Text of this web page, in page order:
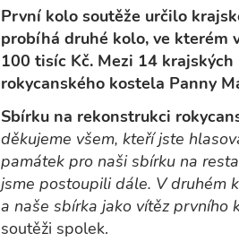
První kolo soutěže určilo
probíhá druhé kolo, ve kterém
100 tisíc Kč. Mezi 14
rokycanského kostela Panny
Sbírku na rekonstrukci
děkujeme všem, kteří jste
památek pro naši sbírku na
jsme postoupili dále. V druhém
a naše sbírka jako vítěz prvního
soutěži spolek.